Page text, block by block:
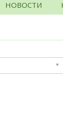
НОВОСТИ